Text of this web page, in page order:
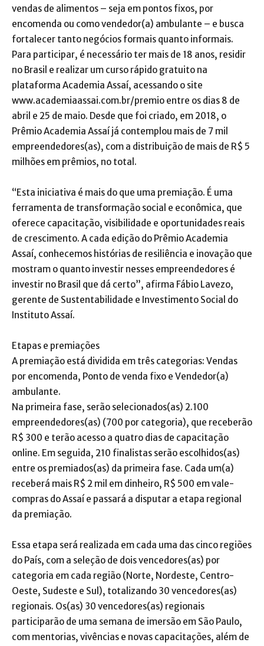
vendas de alimentos – seja em pontos fixos, por
encomenda ou como vendedor(a) ambulante – e busca
fortalecer tanto negócios formais quanto informais.
Para participar, é necessário ter mais de 18 anos, residir
no Brasil e realizar um curso rápido gratuito na
plataforma Academia Assaí, acessando o site
www.academiaassai.com.br/premio entre os dias 8 de
abril e 25 de maio. Desde que foi criado, em 2018, o
Prêmio Academia Assaí já contemplou mais de 7 mil
empreendedores(as), com a distribuição de mais de R$ 5
milhões em prêmios, no total.
“Esta iniciativa é mais do que uma premiação. É uma
ferramenta de transformação social e econômica, que
oferece capacitação, visibilidade e oportunidades reais
de crescimento. A cada edição do Prêmio Academia
Assaí, conhecemos histórias de resiliência e inovação que
mostram o quanto investir nesses empreendedores é
investir no Brasil que dá certo”, afirma Fábio Lavezo,
gerente de Sustentabilidade e Investimento Social do
Instituto Assaí.
Etapas e premiações
A premiação está dividida em três categorias: Vendas
por encomenda, Ponto de venda fixo e Vendedor(a)
ambulante.
Na primeira fase, serão selecionados(as) 2.100
empreendedores(as) (700 por categoria), que receberão
R$ 300 e terão acesso a quatro dias de capacitação
online. Em seguida, 210 finalistas serão escolhidos(as)
entre os premiados(as) da primeira fase. Cada um(a)
receberá mais R$ 2 mil em dinheiro, R$ 500 em vale-
compras do Assaí e passará a disputar a etapa regional
da premiação.
Essa etapa será realizada em cada uma das cinco regiões
do País, com a seleção de dois vencedores(as) por
categoria em cada região (Norte, Nordeste, Centro-
Oeste, Sudeste e Sul), totalizando 30 vencedores(as)
regionais. Os(as) 30 vencedores(as) regionais
participarão de uma semana de imersão em São Paulo,
com mentorias, vivências e novas capacitações, além de